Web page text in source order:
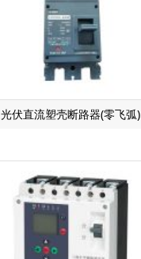
光伏直流塑壳断路器(零飞弧)